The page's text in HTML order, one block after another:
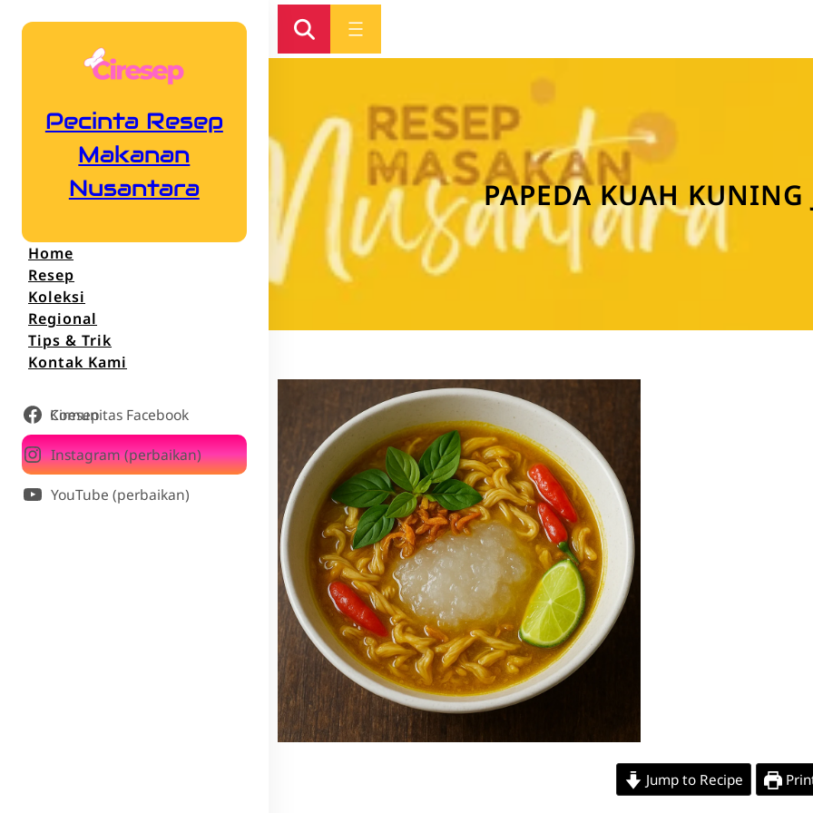
Pecinta Resep
Makanan
Nusantara
Home
Resep
Koleksi
Regional
Tips & Trik
Kontak Kami
Komunitas Facebook Ciresep
Instagram (perbaikan)
YouTube (perbaikan)
PAPEDA KUAH KUNING
Jump to Recipe